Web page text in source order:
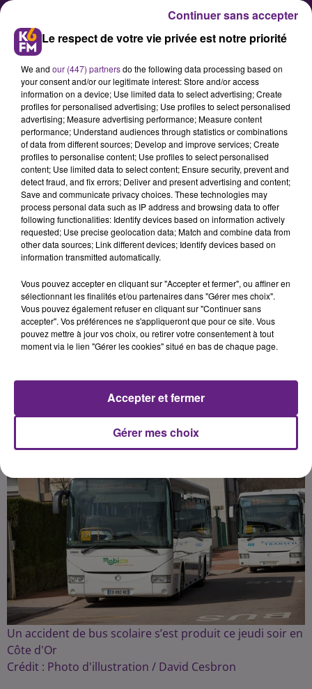
Six enfants blessés dans un
accident de bus scolaire en Côte
d’Or
Un accident de bus scolaire s’est
produit ce jeudi soir sur la route
départementale située entre
une trentaine de kilomètres à
l’ouest de Dijon. 30 enfants ont été
impliqués dans l’accident et six ont
été légèrement blessés.
Publié : 17 novembre 2023 à 8h56 par la rédaction
Un accident de bus scolaire s’est produit ce jeudi soir en
Côte d'Or
Crédit : Photo d'illustration / David Cesbron
Le respect de votre vie privée est notre priorité
We and our (447) partnersdo the following data processing based on
your consent and/or our legitimate interest: Store and/or access
information on a device; Use limited data to select advertising; Create
profiles for personalised advertising; Use profiles to select personalised
advertising; Measure advertising performance; Measure content
performance; Understand audiences through statistics or combinations
of data from different sources; Develop and improve services; Create
profiles to personalise content; Use profiles to select personalised
content; Use limited data to select content; Ensure security, prevent and
detect fraud, and fix errors; Deliver and present advertising and content;
Save and communicate privacy choices. These technologies may
process personal data such as IP address and browsing data to offer
following functionalities: Identify devices based on information actively
requested; Use precise geolocation data; Match and combine data from
other data sources; Link different devices; Identify devices based on
information transmitted automatically.
Vous pouvez accepter en cliquant sur "Accepter et fermer", ou affiner en
sélectionnant les finalités et/ou partenaires dans "Gérer mes choix".
Vous pouvez également refuser en cliquant sur "Continuer sans
accepter". Vos préférences ne s'appliqueront que pour ce site. Vous
pouvez mettre à jour vos choix, ou retirer votre consentement à tout
moment via le lien "Gérer les cookies" situé en bas de chaque page.
Gérer mes choix
Accepter et fermer
Continuer sans accepter